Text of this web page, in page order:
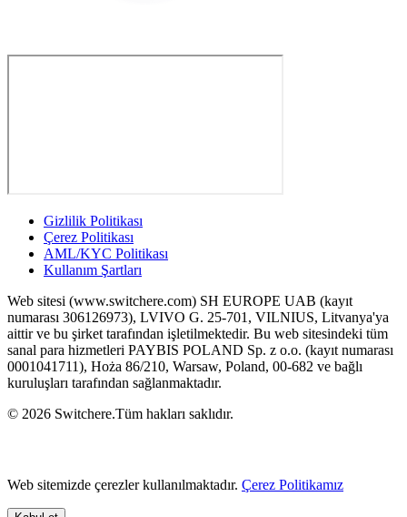
Gizlilik Politikası
Çerez Politikası
AML/KYC Politikası
Kullanım Şartları
Web sitesi (www.switchere.com) SH EUROPE UAB (kayıt
numarası 306126973), LVIVO G. 25-701, VILNIUS, Litvanya'ya
aittir ve bu şirket tarafından işletilmektedir. Bu web sitesindeki tüm
sanal para hizmetleri PAYBIS POLAND Sp. z o.o. (kayıt numarası
0001041711), Hoża 86/210, Warsaw, Poland, 00-682 ve bağlı
kuruluşları tarafından sağlanmaktadır.
© 2026 Switchere.Tüm hakları saklıdır.
Web sitemizde çerezler kullanılmaktadır. Çerez Politikamız